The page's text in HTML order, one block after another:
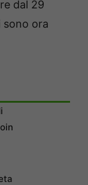
dal 29
ora